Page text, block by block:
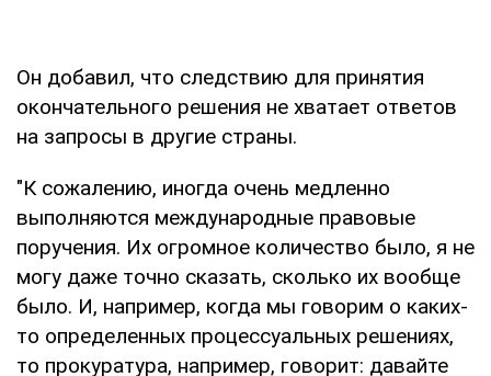
Он добавил, что следствию для принятия
окончательного решения не хватает ответов
на запросы в другие страны.
"К сожалению, иногда очень медленно
выполняются международные правовые
поручения. Их огромное количество было, я не
могу даже точно сказать, сколько их вообще
было. И, например, когда мы говорим о каких-
то определенных процессуальных решениях,
то прокуратура, например, говорит: давайте